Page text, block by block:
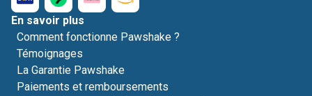
En savoir plus
Comment fonctionne Pawshake ?
Témoignages
La Garantie Pawshake
Paiements et remboursements